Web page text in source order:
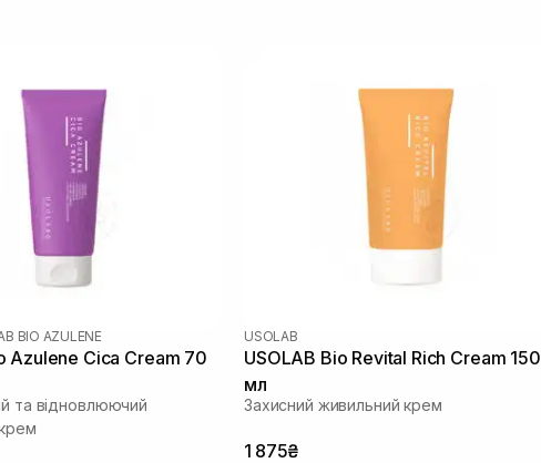
BIO AZULENE
Azulene Cica Cream 70
та відновлюючий
USOLAB
USOLAB Bio Revital Rich Cream 150
мл
Захисний живильний крем
1 875₴